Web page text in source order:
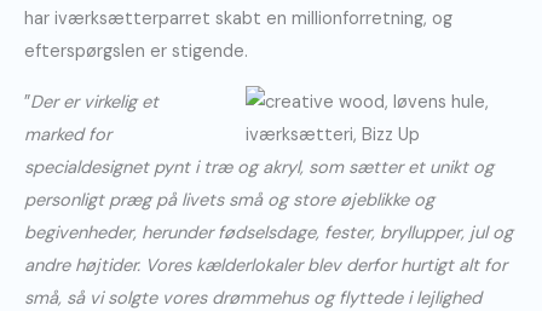
har iværksætterparret skabt en millionforretning, og
efterspørgslen er stigende.
”Der er virkelig et
marked for
specialdesignet pynt i træ og akryl, som sætter et unikt og
personligt prægpå livets små og store øjeblikke og
begivenheder, herunder fødselsdage, fester, bryllupper, jul og
andre højtider. Vores kælderlokaler blev derfor hurtigt alt for
små, så vi solgte vores drømmehus og flyttede i lejlighed